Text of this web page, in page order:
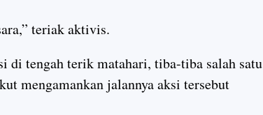
teriak aktivis.
di tengah terik matahari, tiba-tiba salah satu
mengamankan jalannya aksi tersebut